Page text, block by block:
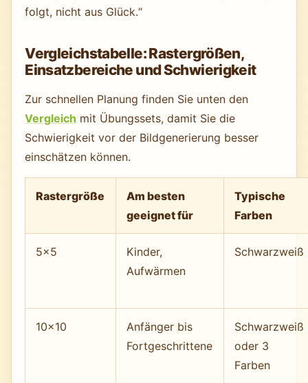
folgt, nicht aus Glück.“
Vergleichstabelle: Rastergrößen,
Einsatzbereiche und Schwierigkeit
Zur schnellen Planung finden Sie unten den
Vergleich mit Übungssets, damit Sie die
Schwierigkeit vor der Bildgenerierung besser
einschätzen können.
Rastergröße
Am besten
geeignet für
Typische
Farben
5×5
Kinder,
Aufwärmen
Schwarzweiß
10×10
Anfänger bis
Fortgeschrittene
Schwarzweiß
oder 3
Farben